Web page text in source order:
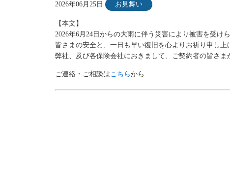
2026年06月25日 お見舞い
【本文】
2026年6月24日からの大雨に伴う災害により被害を受け
皆さまの安全と、一日も早い復旧を心よりお祈り申し上
弊社、及び各保険会社におきまして、ご契約者の皆さ
ご連絡・ご相談はこちらから